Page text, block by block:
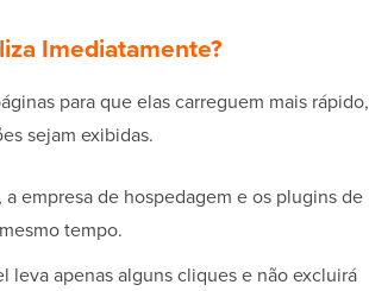
Imediatamente?
para que elas carreguem mais rápido,
sejam exibidas.
a empresa de hospedagem e os plugins de
tempo.
leva apenas alguns cliques e não excluirá